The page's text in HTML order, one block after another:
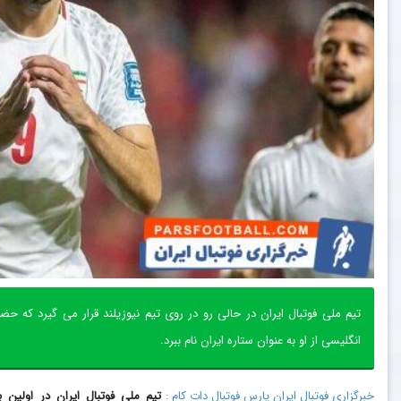
تیم ملی فوتبال ایران در حالی رو در روی تیم نیوزیلند قرار می گیرد
انگلیسی از او به عنوان ستاره ایران نام ببرد.
خبرگزاری فوتبال ایران پارس فوتبال دات کام : تیم ملی فوتبال ایران در اولین